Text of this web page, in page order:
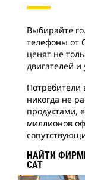
Выбирайте
телефоны от
ценят не
двигателей и
Потребители
никогда не
продуктами,
миллионов
НАЙТИ
CAT